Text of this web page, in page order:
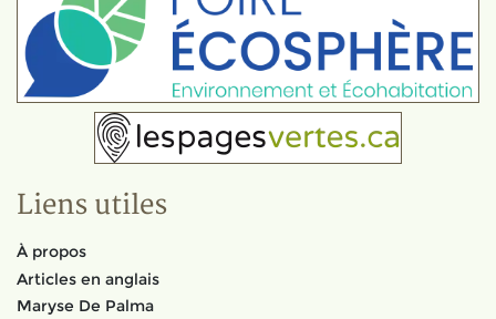
Liens utiles
À propos
Articles en anglais
Maryse De Palma